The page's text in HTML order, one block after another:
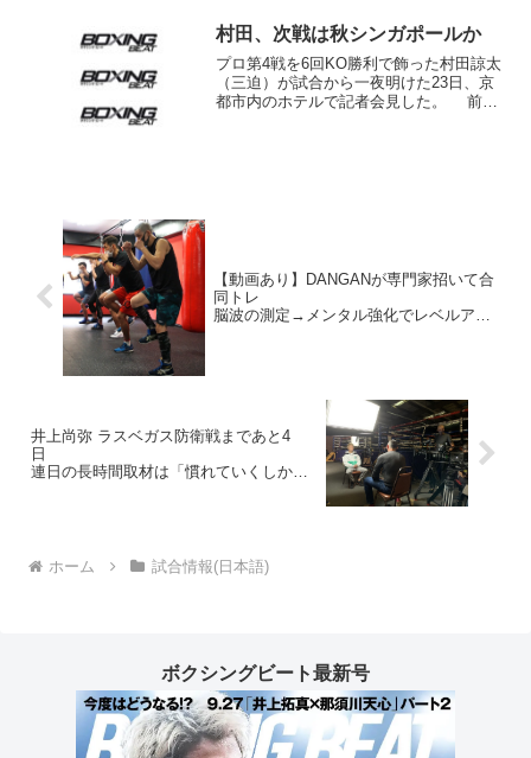
走り込みのキャンプをスタートさせた。
元は財閥...
村田、次戦は秋シンガポールか
プロ第4戦を6回KO勝利で飾った村田諒太
（三迫）が試合から一夜明けた23日、京
都市内のホテルで記者会見した。 前日
【動画あり】DANGANが専門家招いて合
同トレ
脳波の測定→メンタル強化でレベルアッ
井上尚弥 ラスベガス防衛戦まであと4
日
連日の長時間取材は「慣れていくしかな
ホーム 試合情報(日本語)
ボクシングビート最新号